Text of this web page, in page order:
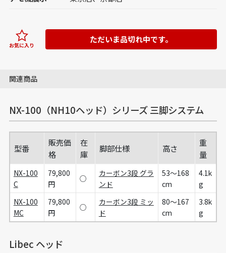
ただいま品切れ中です。
お気に入り
関連商品
NX-100（NH10ヘッド）シリーズ 三脚システム
型番
販売価
格
在
庫
脚部仕様 高さ
重
量
NX-100
C
79,800
円
○
カーボン3段 グラ
ンド
53～168
cm
4.1k
g
NX-100
MC
79,800
円
○
カーボン3段 ミッ
ド
80～167
cm
3.8k
g
Libec ヘッド